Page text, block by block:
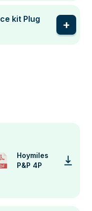
kit Plug
Hoymiles
P&P 4P